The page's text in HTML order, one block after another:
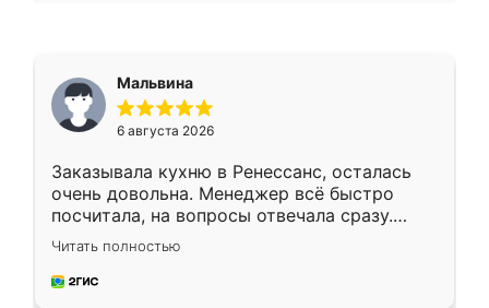
Мальвина
6 августа 2026
Заказывала кухню в Ренессанс, осталась
очень довольна. Менеджер всё быстро
посчитала, на вопросы отвечала сразу.
Замерщик приехал в субботу, подошёл к
делу со всей ответственностью. Собрали
за день, ребята работали аккуратно, даже
Читать полностью